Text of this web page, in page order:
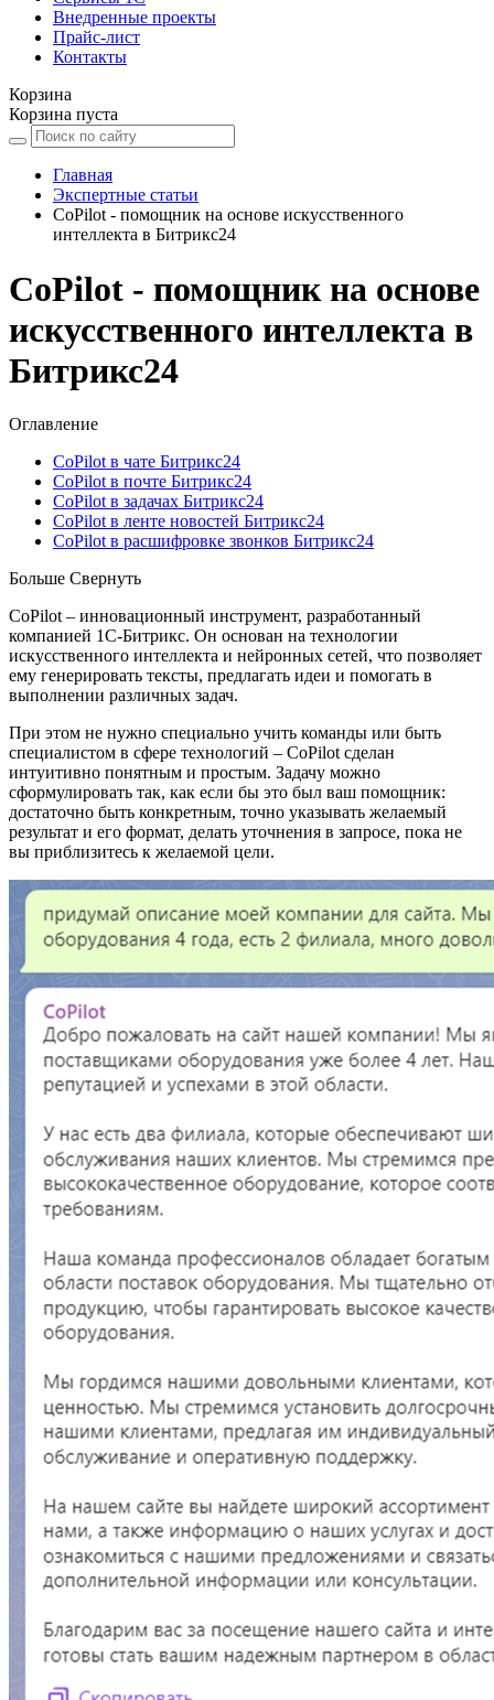
Внедренные проекты
Прайс-лист
Контакты
Корзина
Корзина пуста
Главная
Экспертные статьи
CoPilot - помощник на основе искусственного
интеллекта в Битрикс24
CoPilot - помощник на основе
искусственного интеллекта в
Битрикс24
Оглавление
CoPilot в чате Битрикс24
CoPilot в почте Битрикс24
CoPilot в задачах Битрикс24
CoPilot в ленте новостей Битрикс24
CoPilot в расшифровке звонков Битрикс24
Больше Свернуть
CoPilot – инновационный инструмент, разработанный
компанией 1С-Битрикс. Он основан на технологии
искусственного интеллекта и нейронных сетей, что позволяет
ему генерировать тексты, предлагать идеи и помогать в
выполнении различных задач.
При этом не нужно специально учить команды или быть
специалистом в сфере технологий – CoPilot сделан
интуитивно понятным и простым. Задачу можно
сформулировать так, как если бы это был ваш помощник:
достаточно быть конкретным, точно указывать желаемый
результат и его формат, делать уточнения в запросе, пока не
вы приблизитесь к желаемой цели.